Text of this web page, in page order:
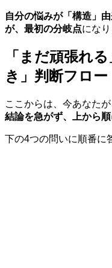
自分の悩みが「構造」
が、最初の分岐点になり
「まだ頑張れ
き」判断フロー
ここからは、今あなた
結論を急がず、上から
下の4つの問いに順番に